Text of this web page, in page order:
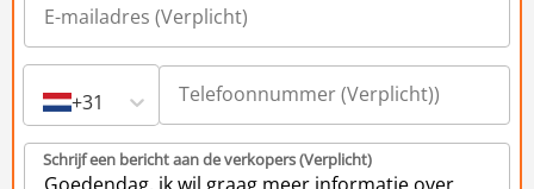
+31
Schrijf een bericht aan de verkopers (Verplicht)